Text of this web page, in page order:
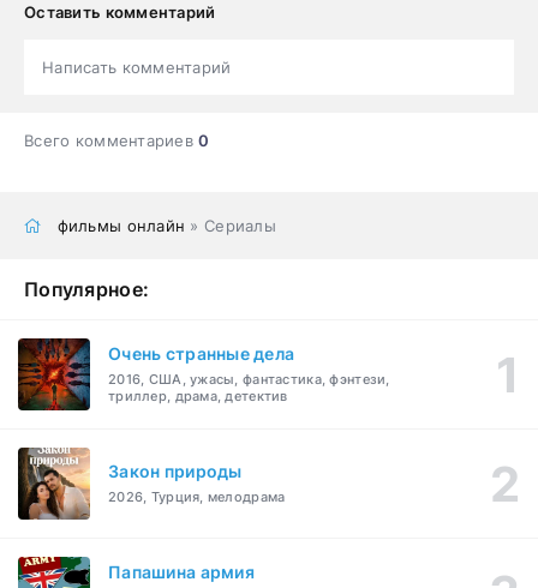
Оставить комментарий
Написать комментарий
Всего комментариев0
фильмы онлайн » Сериалы
Популярное:
Очень странные дела
2016, США, ужасы, фантастика, фэнтези,
триллер, драма, детектив
Закон природы
2026, Турция, мелодрама
Папашина армия